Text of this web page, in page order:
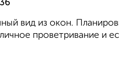
вид из окон.
проветривание и